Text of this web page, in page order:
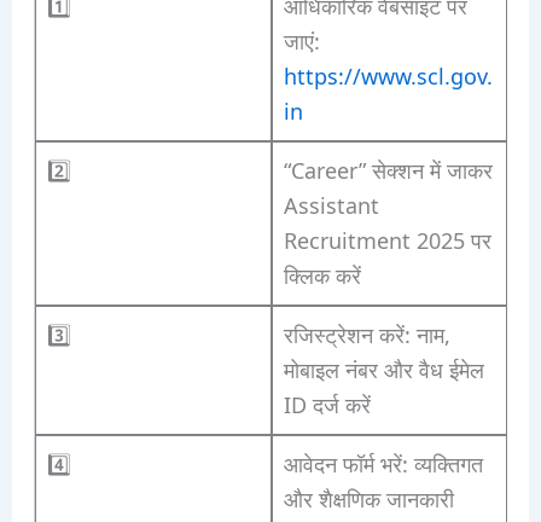
1️⃣
आधिकारिक वेबसाइट पर
जाएं:
https://www.scl.gov.
in
2️⃣
“Career” सेक्शन में जाकर
Assistant
Recruitment 2025 पर
क्लिक करें
3️⃣
रजिस्ट्रेशन करें: नाम,
मोबाइल नंबर और वैध ईमेल
ID दर्ज करें
4️⃣
आवेदन फॉर्म भरें: व्यक्तिगत
और शैक्षणिक जानकारी